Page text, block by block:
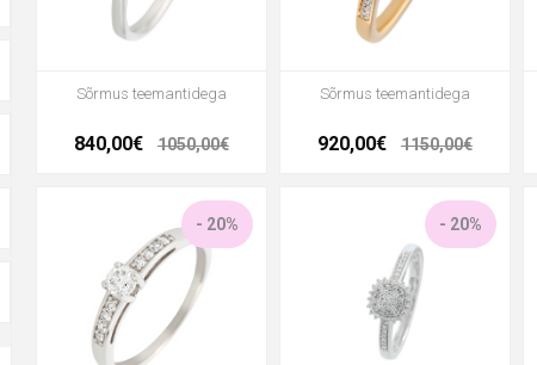
Sõrmus teemantidega
840,00€ 1050,00€
Sõrmus teemantidega
920,00€ 1150,00€
- 20% - 20%